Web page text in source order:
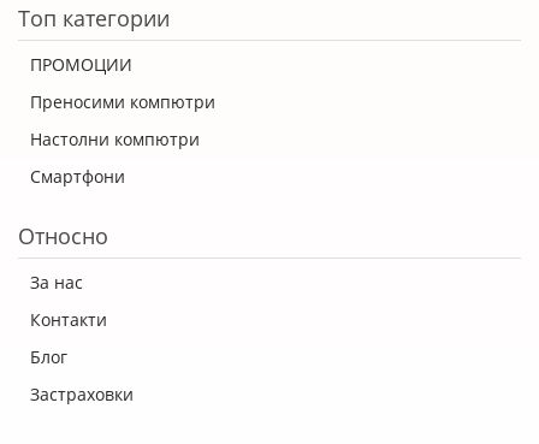
Топ категории
ПРОМОЦИИ
Преносими компютри
Настолни компютри
Смартфони
Относно
За нас
Контакти
Блог
Застраховки